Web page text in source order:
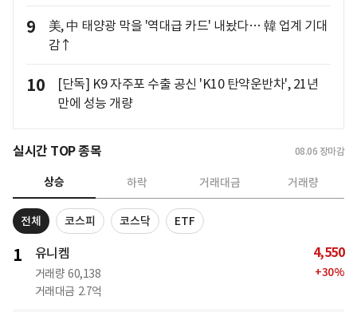
9
美, 中 태양광 막을 '역대급 카드' 내놨다… 韓 업계 기대
감↑
10
[단독] K9 자주포 수출 공신 'K10 탄약운반차', 21년
만에 성능 개량
실시간 TOP 종목 08.06 장마감
상승 하락 거래대금 거래량
전체 코스피 코스닥 ETF
1 유니켐
거래량 60,138
거래대금 2.7억
4,550
+30%